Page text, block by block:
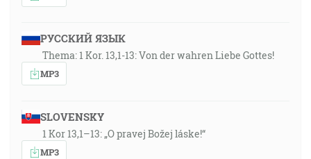
РУССКИЙ ЯЗЫК
Thema: 1 Kor. 13,1-13: Von der wahren Liebe Gottes!
MP3
SLOVENSKY
1 Kor 13,1–13: „O pravej Božej láske!“
MP3